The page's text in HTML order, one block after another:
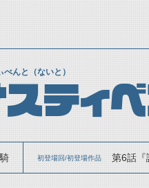
べんと（ないと）
ティベ
初登場回/初登場作品 第6話『